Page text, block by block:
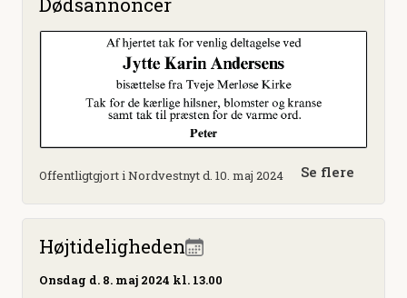
Offentligtgjort i Nordvestnyt d. 10. maj 2024 Se flere
Højtideligheden
Onsdag d. 8. maj 2024 kl. 13.00